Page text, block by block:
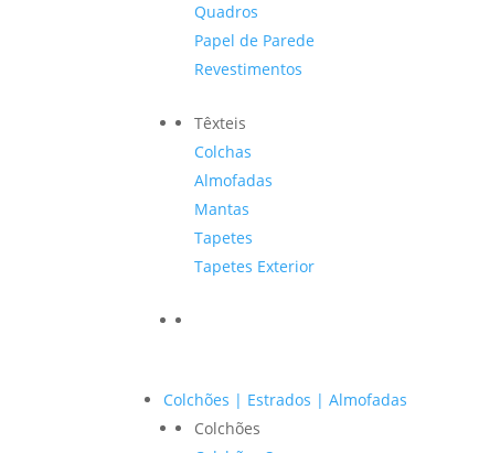
Quadros
Papel de Parede
Revestimentos
Têxteis
Colchas
Almofadas
Mantas
Tapetes
Tapetes Exterior
Colchões | Estrados | Almofadas
Colchões